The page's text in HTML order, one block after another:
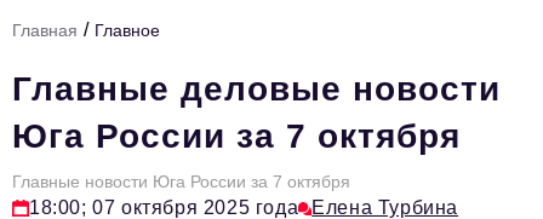
Цитаты
Аналитика
Главное
Главная / Главное
Главные деловые новости
Юга России за 7 октября
Главные новости Юга России за 7 октября
18:00; 07 октября 2025 года Елена Турбина